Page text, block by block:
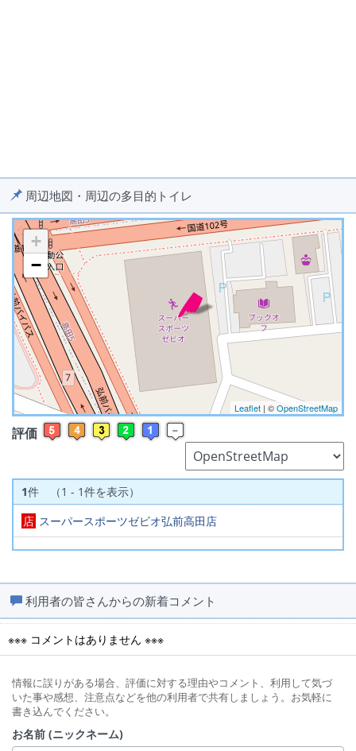
周辺地図・周辺の多目的トイレ
※ マップを検索、表示中です ※
+
−
Leaflet | ©OpenStreetMap
評価
1件 （1 - 1件を表示）
店 スーパースポーツゼビオ弘前高田店
利用者の皆さんからの新着コメント
※※※ コメントはありません ※※※
情報に誤りがある場合、評価に対する理由やコメント、利用して気づ
いた事や感想、注意点などを他の利用者で共有しましょう。お気軽に
書き込んでください。
お名前 (ニックネーム)